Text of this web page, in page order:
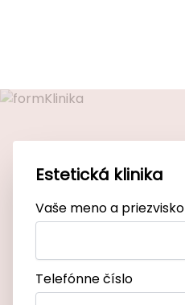
Estetická klinika
Vaše meno a priezvisko
Telefónne číslo